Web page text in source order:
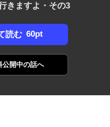
きますよ・その3
読む 60pt
公開中の話へ